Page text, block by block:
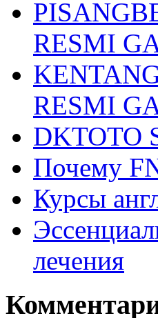
RESMI
RESMI
DKTOTO
Почему
Курсы
лечения